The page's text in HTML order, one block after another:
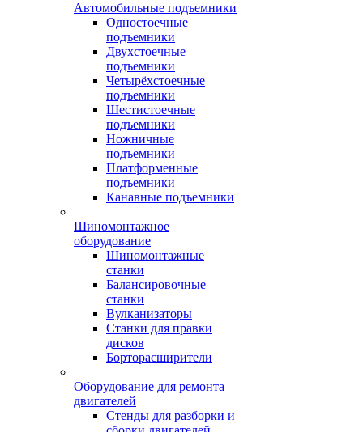
Автомобильные подъемники
Одностоечные
подъемники
Двухстоечные
подъемники
Четырёхстоечные
подъемники
Шестистоечные
подъемники
Ножничные
подъемники
Платформенные
подъемники
Канавные подъемники
Шиномонтажное
оборудование
Шиномонтажные
станки
Балансировочные
станки
Вулканизаторы
Станки для правки
дисков
Борторасширители
Оборудование для ремонта
двигателей
Стенды для разборки и